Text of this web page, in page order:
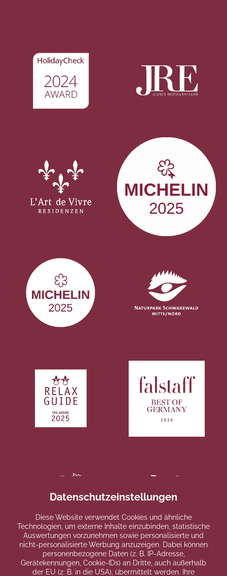
Datenschutzeinstellungen
Diese Website verwendet Cookies und ähnliche
Technologien, um externe Inhalte einzubinden, statistische
Auswertungen vorzunehmen sowie personalisierte und
nicht-personalisierte Werbung anzuzeigen. Dabei können
personenbezogene Daten (z. B. IP-Adresse,
Gerätekennungen, Cookie-IDs) an Dritte, auch außerhalb
der EU (z. B. in die USA), übermittelt werden. Ihre